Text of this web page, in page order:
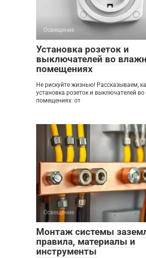
Освещение
Установка розеток и
выключателей во
помещениях
Не рискуйте жизнью! Рассказываем,
установка розеток и выключателей
помещениях: от
Освещение
Монтаж системы
правила, материалы и
инструменты